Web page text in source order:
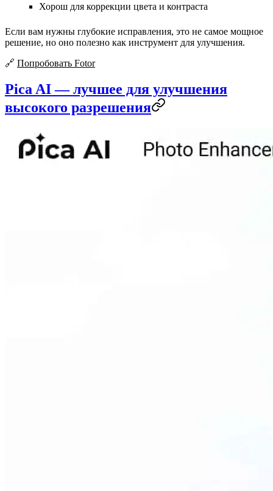
Хорош для коррекции цвета и контраста
Если вам нужны глубокие исправления, это не самое мощное
решение, но оно полезно как инструмент для улучшения.
🔗 Попробовать Fotor
Pica AI — лучшее для улучшения
высокого разрешения